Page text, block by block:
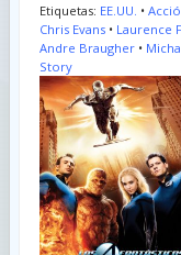
Etiquetas: EE.UU. •
Chris Evans• Laurence
Andre Braugher•
Story